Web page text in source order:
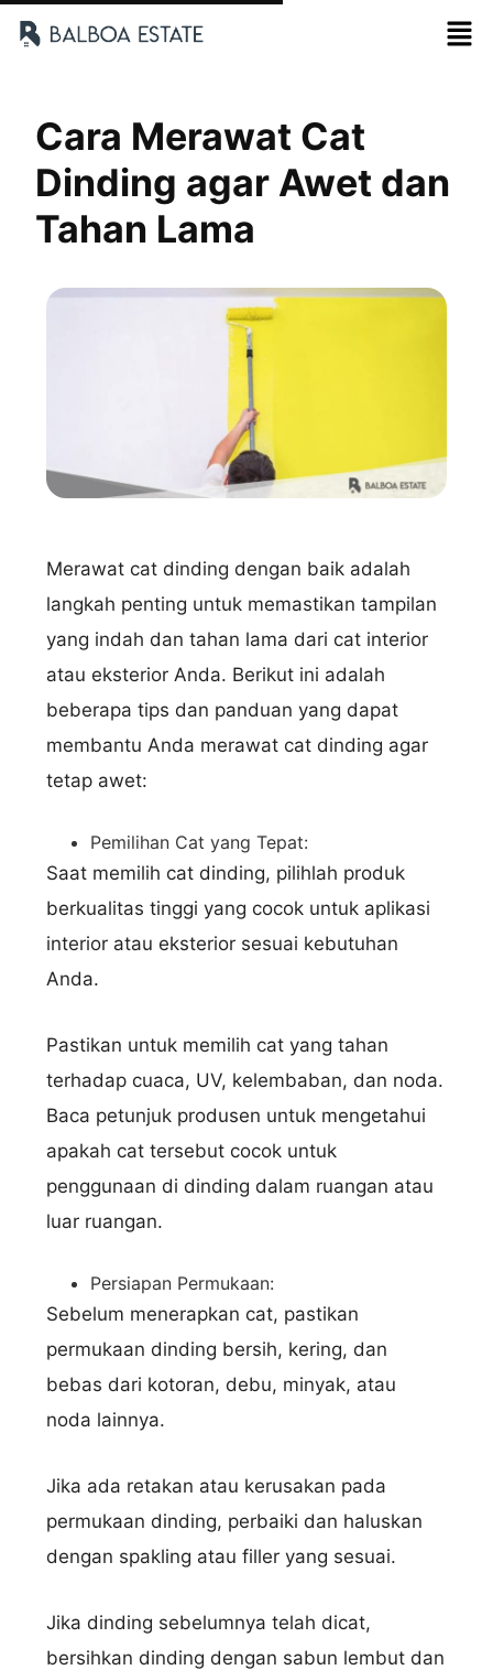
Cara Merawat Cat
Dinding agar Awet dan
Tahan Lama
Merawat cat dinding dengan baik adalah
langkah penting untuk memastikan tampilan
yang indah dan tahan lama dari cat interior
atau eksterior Anda. Berikut ini adalah
beberapa tips dan panduan yang dapat
membantu Anda merawat cat dinding agar
tetap awet:
Pemilihan Cat yang Tepat:
Saat memilih cat dinding, pilihlah produk
berkualitas tinggi yang cocok untuk aplikasi
interior atau eksterior sesuai kebutuhan
Anda.
Pastikan untuk memilih cat yang tahan
terhadap cuaca, UV, kelembaban, dan noda.
Baca petunjuk produsen untuk mengetahui
apakah cat tersebut cocok untuk
penggunaan di dinding dalam ruangan atau
luar ruangan.
Persiapan Permukaan:
Sebelum menerapkan cat, pastikan
permukaan dinding bersih, kering, dan
bebas dari kotoran, debu, minyak, atau
noda lainnya.
Jika ada retakan atau kerusakan pada
permukaan dinding, perbaiki dan haluskan
dengan spakling atau filler yang sesuai.
Jika dinding sebelumnya telah dicat,
bersihkan dinding dengan sabun lembut dan